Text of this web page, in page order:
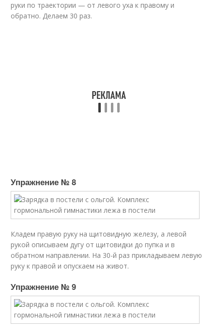
руки по траектории — от левого уха к правому и
обратно. Делаем 30 раз.
Упражнение № 8
Кладем правую руку на щитовидную железу, а левой
рукой описываем дугу от щитовидки до пупка и в
обратном направлении. На 30-й раз прикладываем левую
руку к правой и опускаем на живот.
Упражнение № 9